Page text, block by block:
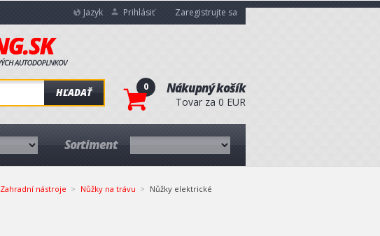
Jazyk Prihlásiť Zaregistrujte sa
HĽADAŤ 0 Nákupný košík
Tovar za 0 EUR
Sortiment
Zahradní nástroje Nůžky na trávu Nůžky elektrické